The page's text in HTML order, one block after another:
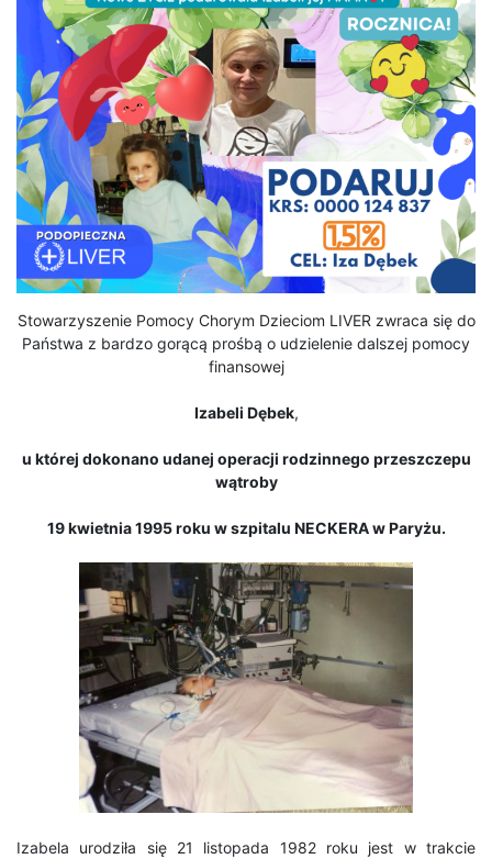
Stowarzyszenie Pomocy Chorym Dzieciom LIVER zwraca się do
Państwa z bardzo gorącą prośbą o udzielenie dalszej pomocy
finansowej
Izabeli Dębek,
u której dokonano udanej operacji rodzinnego przeszczepu
wątroby
19 kwietnia 1995 roku w szpitalu NECKERA w Paryżu.
Izabela urodziła się 21 listopada 1982 roku jest w trakcie